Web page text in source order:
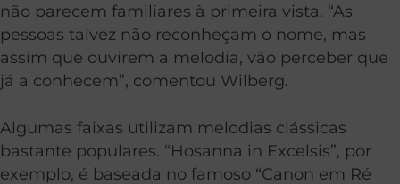
não parecem familiares à primeira vista. “As
pessoas talvez não reconheçam o nome, mas
assim que ouvirem a melodia, vão perceber que
já a conhecem”, comentou Wilberg.
Algumas faixas utilizam melodias clássicas
bastante populares. “Hosanna in Excelsis”, por
exemplo, é baseada no famoso “Canon em Ré